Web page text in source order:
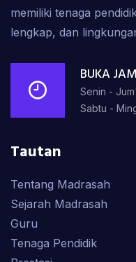
memiliki tenaga
lengkap, dan
BUKA JAM
Senin -
Sabtu -
Tautan
Tentang Madrasah
Sejarah Madrasah
Guru
Tenaga Pendidik